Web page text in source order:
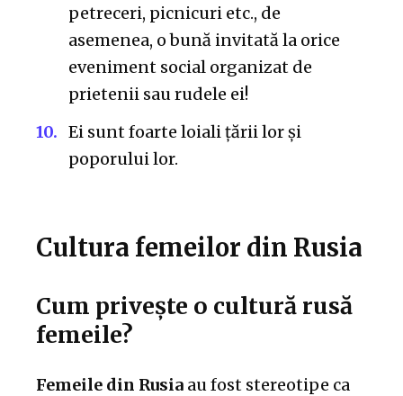
petreceri, picnicuri etc., de
asemenea, o bună invitată la orice
eveniment social organizat de
prietenii sau rudele ei!
Ei sunt foarte loiali țării lor și
poporului lor.
Cultura femeilor din Rusia
Cum privește o cultură rusă
femeile?
Femeile din Rusia au fost stereotipe ca